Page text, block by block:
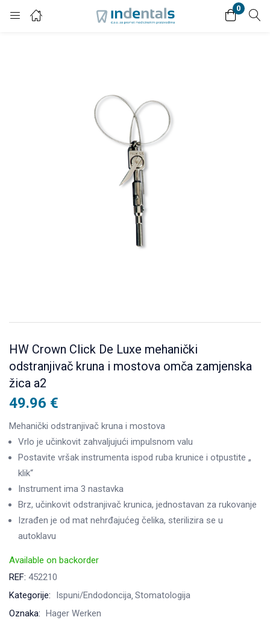
0
Login
HW Crown Click De Luxe mehanički
odstranjivač kruna i mostova omča zamjenska
žica a2
49.96 €
Mehanički odstranjivač kruna i mostova
Vrlo je učinkovit zahvaljujući impulsnom valu
Postavite vršak instrumenta ispod ruba krunice i otpustite „
klik“
Instrument ima 3 nastavka
Brz, učinkovit odstranjivač krunica, jednostavan za rukovanje
Izrađen je od mat nehrđajućeg čelika, sterilizira se u
autoklavu
Available on backorder
REF: 452210
Kategorije:
Ispuni/Endodoncija Stomatologija
Oznaka: Hager Werken